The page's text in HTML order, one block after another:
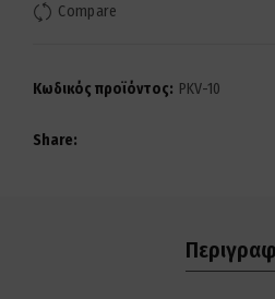
Compare
Κωδικός προϊόντος: PKV-10
Share